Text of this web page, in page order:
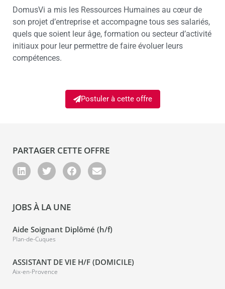
DomusVi a mis les Ressources Humaines au cœur de
son projet d’entreprise et accompagne tous ses salariés,
quels que soient leur âge, formation ou secteur d’activité
initiaux pour leur permettre de faire évoluer leurs
compétences.
Postuler à cette offre
PARTAGER CETTE OFFRE
JOBS À LA UNE
Aide Soignant Diplômé (h/f)
Plan-de-Cuques
ASSISTANT DE VIE H/F (DOMICILE)
Aix-en-Provence